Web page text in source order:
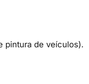
pintura de veículos).